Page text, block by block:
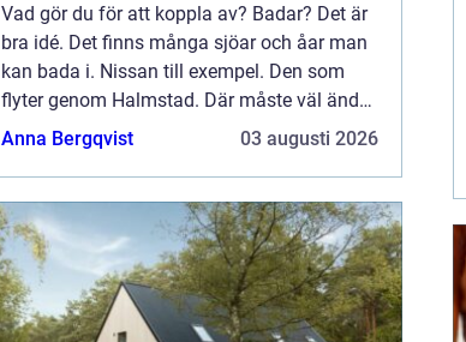
Vad gör du för att koppla av? Badar? Det är
bra idé. Det finns många sjöar och åar man
kan bada i. Nissan till exempel. Den som
flyter genom Halmstad. Där måste väl ändå
gå att bada om somrarna. Nä, nu skojas det
Anna Bergqvist 03 augusti 2026